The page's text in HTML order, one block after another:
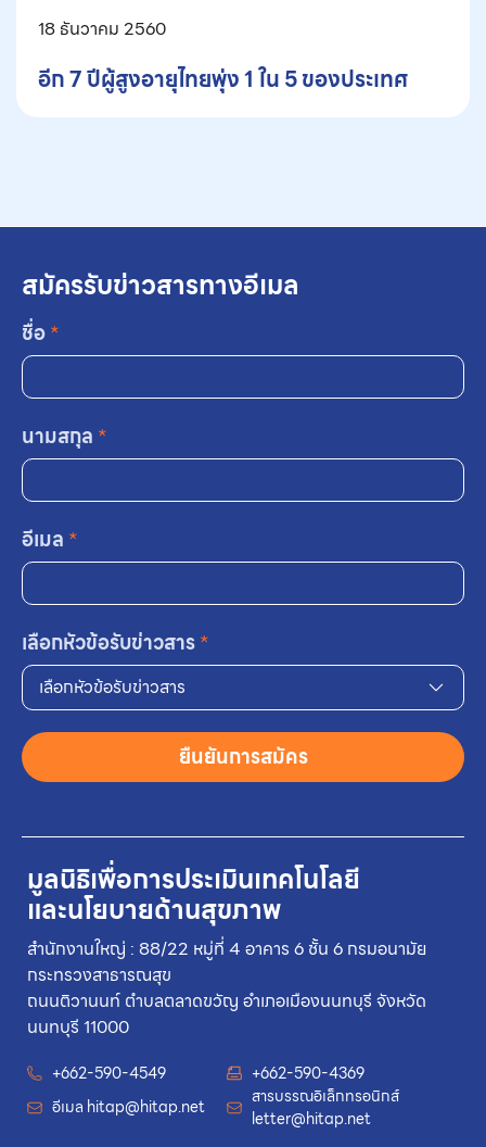
18 ธันวาคม 2560
อีก 7 ปีผู้สูงอายุไทยพุ่ง 1 ใน 5 ของประเทศ
มูลนิธิเพื่อการประเมินเทคโนโลยี
และนโยบายด้านสุขภาพ
สำนักงานใหญ่ : 88/22 หมู่ที่ 4 อาคาร 6 ชั้น 6 กรมอนามัย
กระทรวงสาธารณสุข
ถนนติวานนท์ ตำบลตลาดขวัญ อำเภอเมืองนนทบุรี จังหวัด
นนทบุรี 11000
+662-590-4549
+662-590-4369
อีเมล hitap@hitap.net
สารบรรณอิเล็กทรอนิกส์
letter@hitap.net
สมัครรับข่าวสารทางอีเมล
ชื่อ*
นามสกุล *
อีเมล *
เลือกหัวข้อรับข่าวสาร*
เลือกหัวข้อรับข่าวสาร
ยืนยันการสมัคร